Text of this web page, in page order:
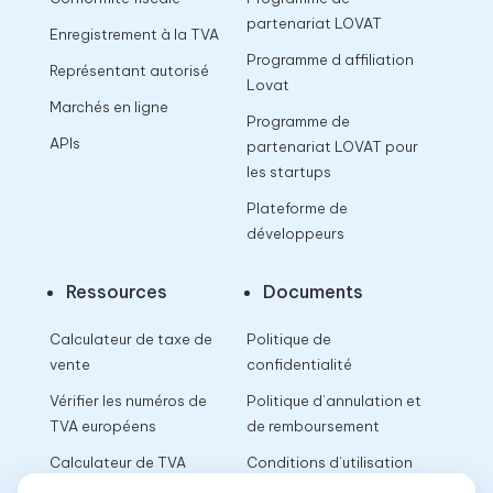
Enregistrement à la TVA
Représentant autorisé
Marchés en ligne
APIs
partenariat LOVAT
Programme d affiliation
Lovat
Programme de
partenariat LOVAT pour
les startups
Plateforme de
développeurs
Ressources
Calculateur de taxe de
vente
Vérifier les numéros de
TVA européens
Calculateur de TVA
Documents
Politique de
confidentialité
Politique d’annulation et
de remboursement
Conditions d’utilisation